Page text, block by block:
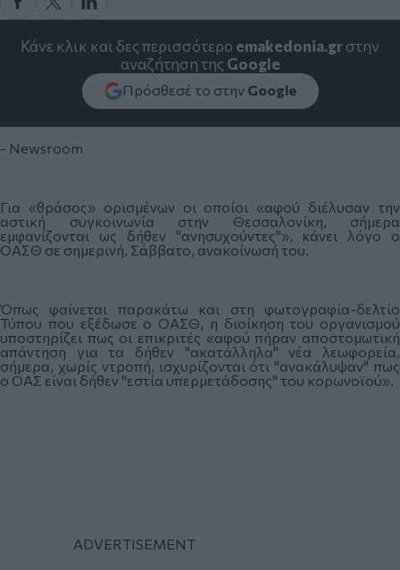
Κάνε κλικ και δες περισσότερο emakedonia.grστην
αναζήτηση της Google
Πρόσθεσέ το στην Google
- Newsroom
Για «θράσος» ορισμένων οι οποίοι «αφού διέλυσαν την
αστική συγκοινωνία στην Θεσσαλονίκη, σήμερα
εμφανίζονται ως δήθεν "ανησυχούντες"», κάνει λόγο ο
ΟΑΣΘ σε σημερινή, Σάββατο, ανακοίνωσή του.
Όπως φαίνεται παρακάτω και στη φωτογραφία-δελτίο
Τύπου που εξέδωσε ο ΟΑΣΘ, η διοίκηση του οργανισμού
υποστηρίζει πως οι επικριτές «αφού πήραν αποστομωτική
απάντηση για τα δήθεν "ακατάλληλα" νέα λεωφορεία,
σήμερα, χωρίς ντροπή, ισχυρίζονται ότι "ανακάλυψαν" πως
ο ΟΑΣ είναι δήθεν "εστία υπερμετάδοσης" του κορωνοϊού».